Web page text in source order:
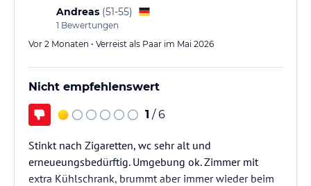
ohne Gewähr und ohne Prüfung durch HolidayCheck. Bitte
lies vor der Buchung die verbindlichen
Andreas (51-55)
1 Bewertungen
Vor 2 Monaten • Verreist als Paar im Mai 2026
Nicht empfehlenswert
1 / 6
Stinkt nach Zigaretten, wc sehr alt und
erneueungsbedürftig. Umgebung ok. Zimmer mit
extra Kühlschrank, brummt aber immer wieder beim